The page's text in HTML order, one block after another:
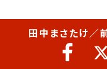
田中まさたけ／